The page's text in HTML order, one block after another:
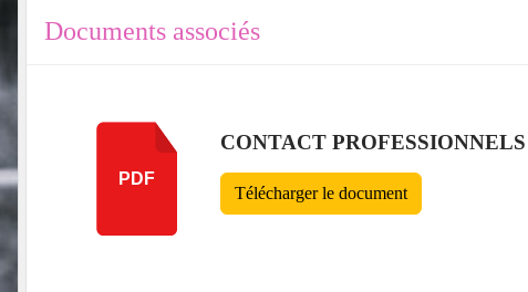
Documents associés
PDF
CONTACT
Télécharger le document